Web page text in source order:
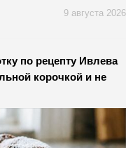
9 августа 2026
по рецепту Ивлева
корочкой и не